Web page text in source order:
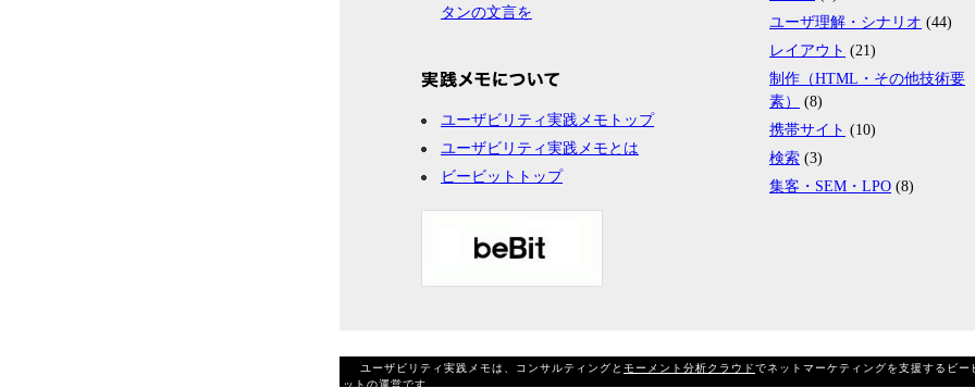
タンの文言を
ユーザビリティ実践メモトップ
ユーザビリティ実践メモとは
ビービットトップ
ユーザ理解・シナリオ (44)
レイアウト (21)
制作（HTML・その他技術要
素）
(8)
携帯サイト (10)
検索 (3)
集客・SEM・LPO (8)
ユーザビリティ実践メモは、コンサルティングと モーメント分析クラウドでネットマーケティングを支援するビー
ットの運営です